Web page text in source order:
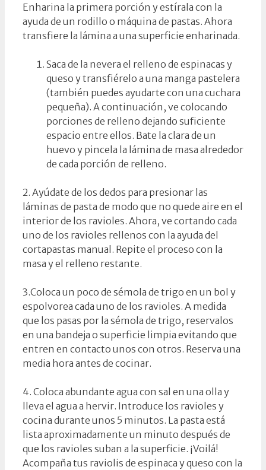
Enharina la primera porción y estírala con la
ayuda de un rodillo o máquina de pastas. Ahora
transfiere la lámina a una superficie enharinada.
Saca de la nevera el relleno de espinacas y
queso y transfiérelo a una manga pastelera
(también puedes ayudarte con una cuchara
pequeña). A continuación, ve colocando
porciones de relleno dejando suficiente
espacio entre ellos. Bate la clara de un
huevo y pincela la lámina de masa alrededor
de cada porción de relleno.
2. Ayúdate de los dedos para presionar las
láminas de pasta de modo que no quede aire en el
interior de los ravioles. Ahora, ve cortando cada
uno de los ravioles rellenos con la ayuda del
cortapastas manual. Repite el proceso con la
masa y el relleno restante.
3.Coloca un poco de sémola de trigo en un bol y
espolvorea cada uno de los ravioles. A medida
que los pasas por la sémola de trigo, reservalos
en una bandeja o superficie limpia evitando que
entren en contacto unos con otros. Reserva una
media hora antes de cocinar.
4. Coloca abundante agua con sal en una olla y
lleva el agua a hervir. Introduce los ravioles y
cocina durante unos 5 minutos. La pasta está
lista aproximadamente un minuto después de
que los ravioles suban a la superficie. ¡Voilá!
Acompaña tus raviolis de espinaca y queso con la